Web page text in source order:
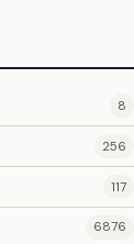
8
256
117
6876